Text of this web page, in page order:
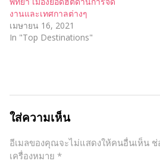
งานและเทศกาลต่างๆ
เมษายน 16, 2021
In "Top Destinations"
ใส่ความเห็น
อีเมลของคุณจะไม่แสดงให้คนอื่นเห็น ช่
เครื่องหมาย *